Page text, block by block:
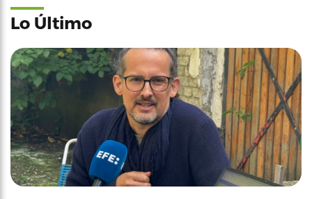
Lo Último